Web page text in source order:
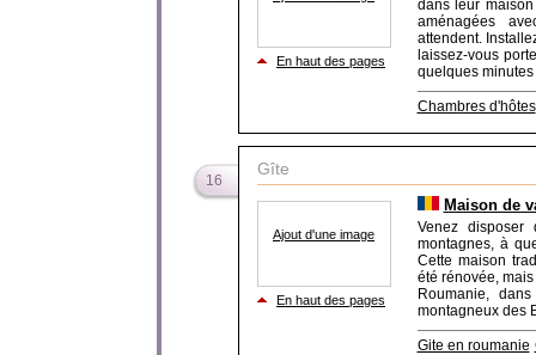
En haut des pages
dans leur
aménagées
attendent.
laissez-vous
quelques
Chambres d'hôtes
16
Gîte
Ajout d'une image
En haut des pages
Maison de
Venez
montagnes, à
Cette maison
été rénovée,
Roumanie,
montagneux des
Gite en roumanie